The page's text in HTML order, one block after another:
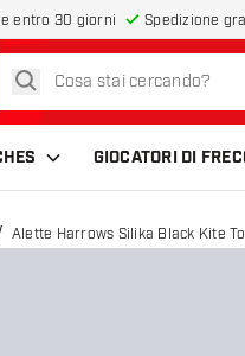
entro 30 giorni Spedizione
cerca
GIOCATORI DI
Alette Harrows Silika Black Kite